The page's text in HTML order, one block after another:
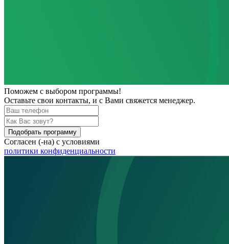
Поможем с выбором программы!
Оставьте свои контакты, и с Вами свяжется менеджер.
Подобрать программу
Согласен (-на) с условиями
политики конфиденциальности